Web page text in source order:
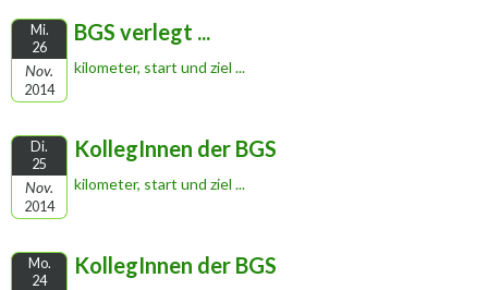
Mi.
26
Nov.
2014
BGS verlegt ...
kilometer, start und ziel ...
Di.
25
Nov.
2014
KollegInnen der BGS
kilometer, start und ziel ...
Mo.
24
KollegInnen der BGS